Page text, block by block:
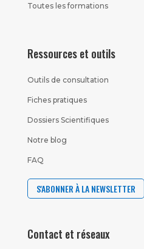
Toutes les formations
Ressources et outils
Outils de consultation
Fiches pratiques
Dossiers Scientifiques
Notre blog
FAQ
S'ABONNER À LA NEWSLETTER
Contact et réseaux